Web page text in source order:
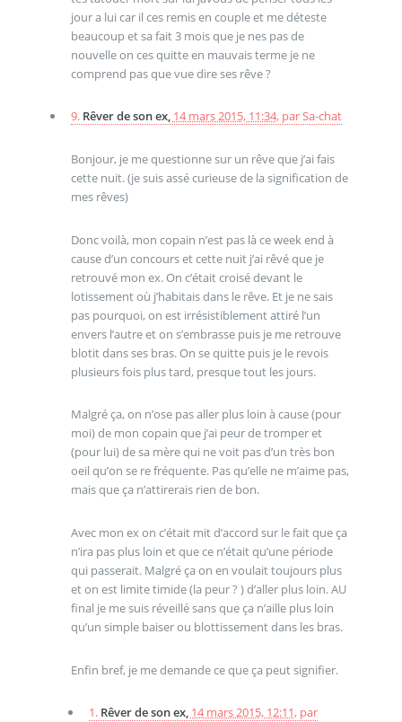
jour a lui car il ces remis en couple et me déteste
beaucoup et sa fait 3 mois que je nes pas de
nouvelle on ces quitte en mauvais terme je ne
comprend pas que vue dire ses rêve ?
9. Rêver de son ex, 14 mars 2015, 11:34, parSa-chat
Bonjour, je me questionne sur un rêve que j’ai fais
cette nuit. (je suis assé curieuse de la signification de
mes rêves)
Donc voilà, mon copain n’est pas là ce week end à
cause d’un concours et cette nuit j’ai rêvé que je
retrouvé mon ex. On c’était croisé devant le
lotissement où j’habitais dans le rêve. Et je ne sais
pas pourquoi, on est irrésistiblement attiré l’un
envers l’autre et on s’embrasse puis je me retrouve
blotit dans ses bras. On se quitte puis je le revois
plusieurs fois plus tard, presque tout les jours.
Malgré ça, on n’ose pas aller plus loin à cause (pour
moi) de mon copain que j’ai peur de tromper et
(pour lui) de sa mère qui ne voit pas d’un très bon
oeil qu’on se re fréquente. Pas qu’elle ne m’aime pas,
mais que ça n’attirerais rien de bon.
Avec mon ex on c’était mit d’accord sur le fait que ça
n’ira pas plus loin et que ce n’était qu’une période
qui passerait. Malgré ça on en voulait toujours plus
et on est limite timide (la peur ? ) d’aller plus loin. AU
final je me suis réveillé sans que ça n’aille plus loin
qu’un simple baiser ou blottissement dans les bras.
Enfin bref, je me demande ce que ça peut signifier.
1. Rêver de son ex, 14 mars 2015, 12:11, par